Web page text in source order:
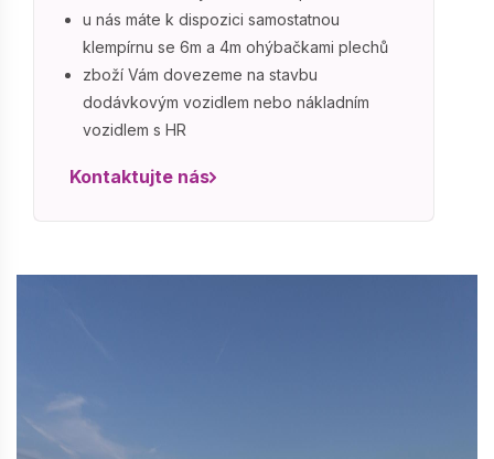
u nás máte k dispozici samostatnou
klempírnu se 6m a 4m ohýbačkami plechů
zboží Vám dovezeme na stavbu
dodávkovým vozidlem nebo nákladním
vozidlem s HR
Kontaktujte nás